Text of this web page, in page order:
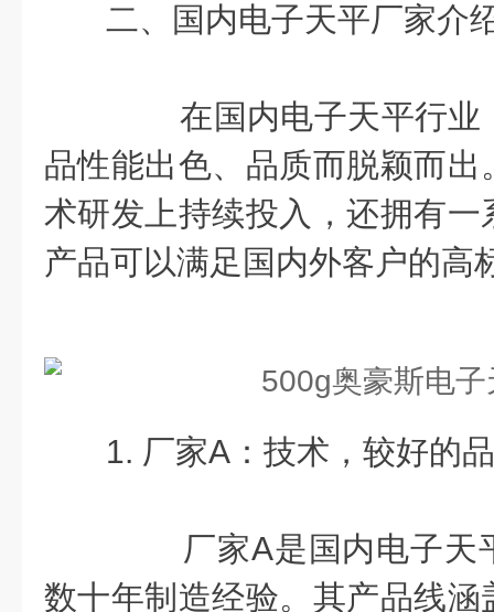
二、国内电子天平厂家介
在国内电子天平行业
品性能出色、品质而脱颖而
术研发上持续投入，还拥有
产品可以满足国内外客户的高
1. 厂家A：技术，较好的
厂家A是国内电子天
数十年制造经验。其产品线